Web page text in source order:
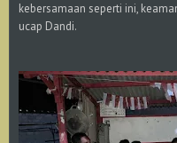
kebersamaan seperti ini,
ucap Dandi.